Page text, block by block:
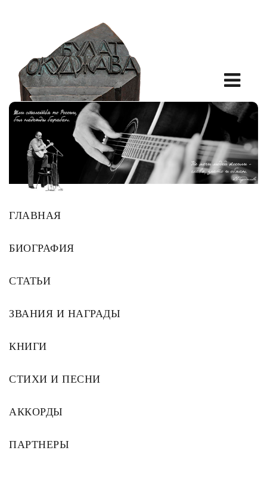
ГЛАВНАЯ
БИОГРАФИЯ
СТАТЬИ
ЗВАНИЯ И НАГРАДЫ
КНИГИ
СТИХИ И ПЕСНИ
АККОРДЫ
ПАРТНЕРЫ